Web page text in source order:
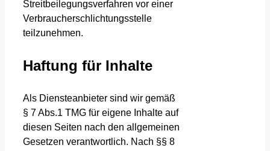
Streitbeilegungsverfahren vor einer
Verbraucherschlichtungsstelle
teilzunehmen.
Haftung für Inhalte
Als Diensteanbieter sind wir gemäß
§ 7 Abs.1 TMG für eigene Inhalte auf
diesen Seiten nach den allgemeinen
Gesetzen verantwortlich. Nach §§ 8